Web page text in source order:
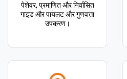
पेशेवर, प्रमाणित और निर्वासित
गाइड और पायलट और गुणवत्ता
उपकरण।